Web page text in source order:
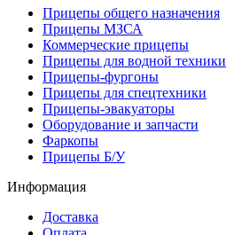
Прицепы общего назначения
Прицепы МЗСА
Коммерческие прицепы
Прицепы для водной техники
Прицепы-фургоны
Прицепы для спецтехники
Прицепы-эвакуаторы
Оборудование и запчасти
Фаркопы
Прицепы Б/У
Информация
Доставка